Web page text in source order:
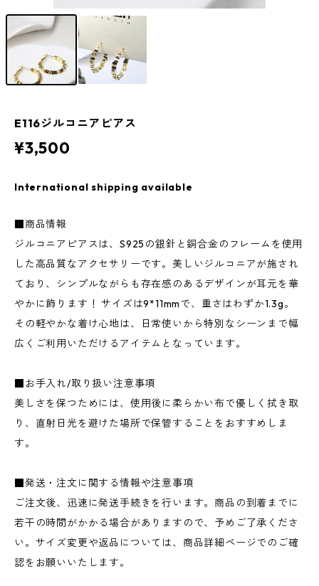
E116ジルコニアピアス
¥3,500
International shipping available
■商品情報
ジルコニアピアスは、S925の銀針と銅合金のフレームを使用
した高品質なアクセサリーです。美しいジルコニアが施され
ており、シンプルながらも存在感のあるデザインが耳元を華
やかに飾ります！ サイズは9*11mmで、重さはわずか1.3g。
その軽やかな着け心地は、日常使いから特別なシーンまで幅
広くご利用いただけるアイテムとなっています。
■お手入れ/取り扱い注意事項
美しさを保つためには、使用後に柔らかい布で優しく拭き取
り、直射日光を避けた場所で保管することをおすすめしま
す。
■発送・注文に関する情報や注意事項
ご注文後、迅速に発送手続きを行います。商品の到着までに
若干の時間がかかる場合がありますので、予めご了承くださ
い。サイズ変更や返品については、商品詳細ページでのご確
認をお願いいたします。